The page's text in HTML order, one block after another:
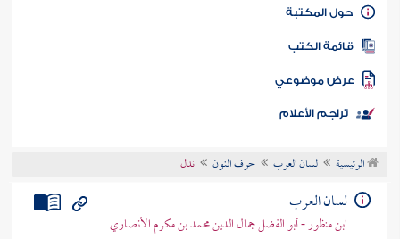
كتاب الأمة
المكتبة
الكتب
موضوعي
تراجم الأعلام
الرئيسية لسان العرب حرف النون ندل
لسان العرب
ابن منظور - أبو الفضل جمال الدين محمد بن مكرم الأنصاري